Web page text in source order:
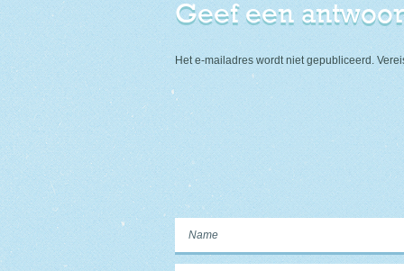
Geef een
Het e-mailadres wordt niet gepubliceerd.